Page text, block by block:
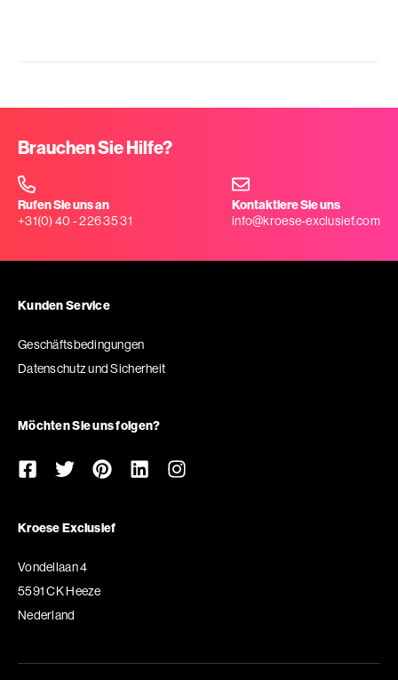
Brauchen Sie Hilfe?
Rufen Sie uns an
+31(0) 40 - 226 35 31
Kontaktiere Sie uns
info@kroese-exclusief.com
Kunden Service
Geschäftsbedingungen
Datenschutz und Sicherheit
Möchten Sie uns folgen?
Kroese Exclusief
Vondellaan 4
5591 CK Heeze
Nederland